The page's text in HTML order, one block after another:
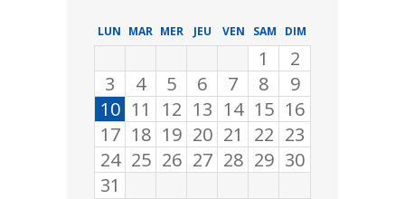
LUN MAR MER JEU VEN SAM DIM
1
2
3
4 5 6 7 8
9
10 11 12 13 14 15 16
17 18 19 20 21 22 23
24 25 26 27 28 29 30
31